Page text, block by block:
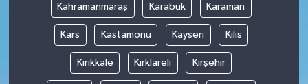
Kahramanmaraş Karabük Karaman
Kars Kastamonu Kayseri Kilis
Kırıkkale Kırklareli Kırşehir